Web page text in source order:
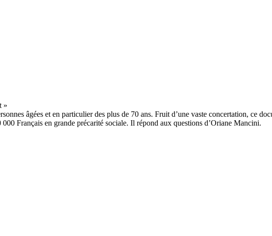
âgées et en particulier des plus de 70 ans. Fruit d’une vaste concertation, ce
Français en grande précarité sociale. Il répond aux questions d’Oriane Mancini.